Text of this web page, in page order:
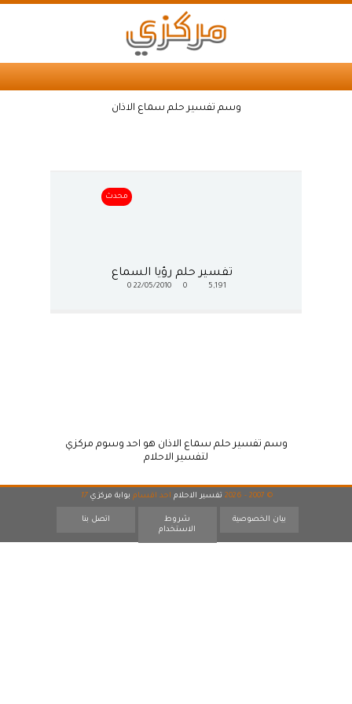
وسم تفسير حلم سماع الاذان
محدث
تفسير حلم رؤيا السماع
5,191
22/05/2010
0
وسم تفسير حلم سماع الاذان هو احد وسوم مركزي
لتفسير الاحلام
© 2007 - 2026 تفسير الاحلام احد اقسام بوابة مركزي 17
بيان الخصوصية
شروط
الاستخدام
اتصل بنا